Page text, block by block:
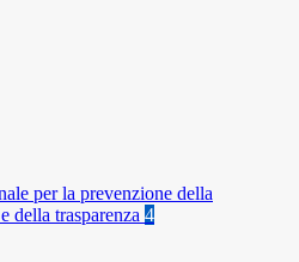
per la prevenzione della
della trasparenza 4